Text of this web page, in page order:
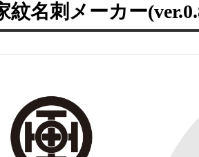
紋名刺メーカー